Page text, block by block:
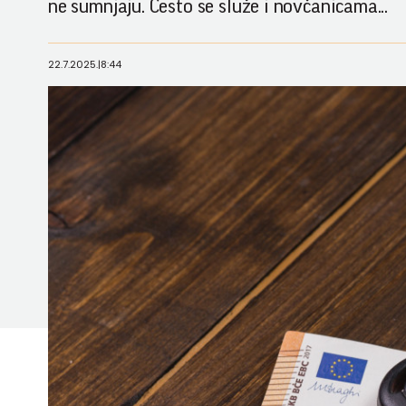
ne sumnjaju. Često se služe i novčanicama...
22.7.2025.|8:44